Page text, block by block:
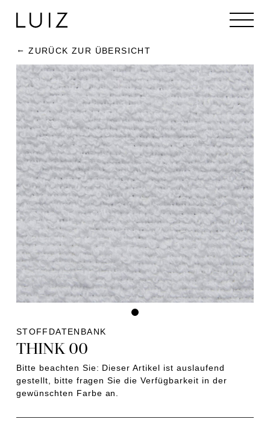
ZURÜCK ZUR ÜBERSICHT
STOFFDATENBANK
THINK 00
Bitte beachten Sie: Dieser Artikel ist auslaufend
gestellt, bitte fragen Sie die Verfügbarkeit in der
gewünschten Farbe an.